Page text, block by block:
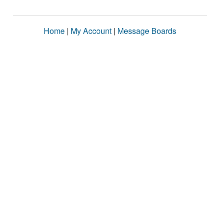
Home | My Account | Message Boards